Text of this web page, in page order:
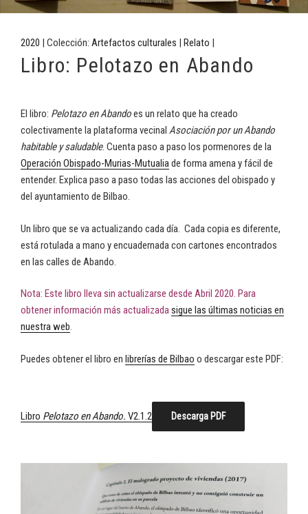
2020 | Colección: Artefactos culturales | Relato |
Libro: Pelotazo en Abando
El libro: Pelotazo en Abandoes un relato que ha creado
colectivamente la plataforma vecinal Asociación por un Abando
habitable y saludable. Cuenta paso a paso los pormenores de la
Operación Obispado-Murias-Mutualiade forma amena y fácil de
entender. Explica paso a paso todas las acciones del obispado y
del ayuntamiento de Bilbao.
Un libro que se va actualizando cada día. Cada copia es diferente,
está rotulada a mano y encuadernada con cartones encontrados
en las calles de Abando.
Nota: Este libro lleva sin actualizarse desde Abril 2020. Para
obtener información más actualizadasigue las últimas noticias en
nuestra web.
Puedes obtener el libro en librerías de Bilbao o descargar este PDF:
Libro Pelotazo en Abando. V2.1.2 Descarga PDF